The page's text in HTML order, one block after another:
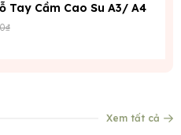
Tay Cầm Cao Su A3/ A4
Xem tất cả